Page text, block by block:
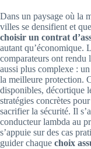
Dans un paysage où la
villes se densifient et
choisir un contrat
autant qu’économique.
comparateurs ont rendu
aussi plus complexe :
la meilleure protection.
disponibles, décortique
stratégies concrètes
sacrifier la sécurité. Il
conducteur lambda au
s’appuie sur des cas
guider chaque choix